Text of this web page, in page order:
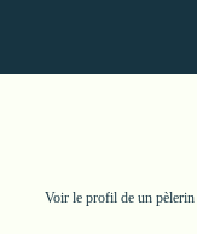
Voir le profil de un pèlerin